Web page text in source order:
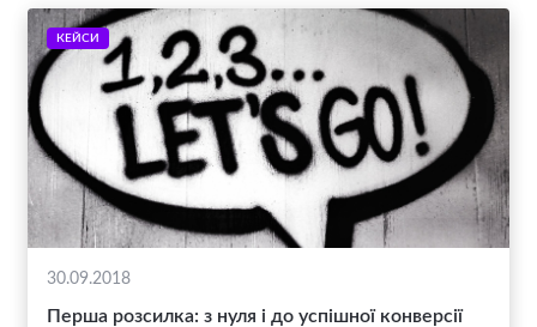
КЕЙСИ
30.09.2018
Перша розсилка: з нуля і до успішної конверсії